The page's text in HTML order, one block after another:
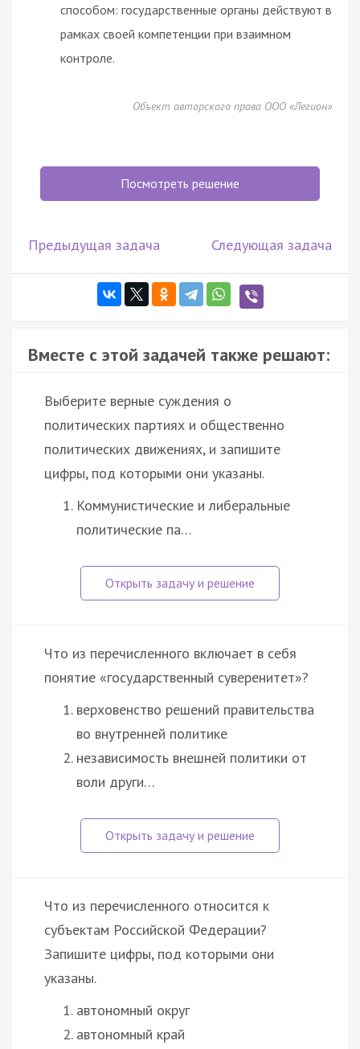
способом: государственные органы действуют в
рамках своей компетенции при взаимном
контроле.
Объект авторского права ООО «Легион»
Посмотреть решение
Предыдущая задача Следующая задача
Вместе с этой задачей также решают:
Выберите верные суждения о
политических партиях и общественно
политических движениях, и запишите
цифры, под которыми они указаны.
Коммунистические и либеральные
политические па…
Что из перечисленного включает в себя
понятие «государственный суверенитет»?
верховенство решений правительства
во внутренней политике
независимость внешней политики от
воли други…
Что из перечисленного относится к
субъектам Российской Федерации?
Запишите цифры, под которыми они
указаны.
автономный округ
автономный край